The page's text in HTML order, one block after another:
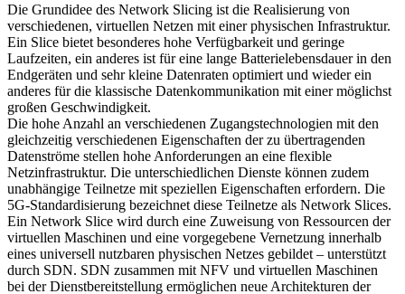
Die Grundidee des Network Slicing ist die Realisierung von
verschiedenen, virtuellen Netzen mit einer physischen Infrastruktur.
Ein Slice bietet besonderes hohe Verfügbarkeit und geringe
Laufzeiten, ein anderes ist für eine lange Batterielebensdauer in den
Endgeräten und sehr kleine Datenraten optimiert und wieder ein
anderes für die klassische Datenkommunikation mit einer möglichst
großen Geschwindigkeit.
Die hohe Anzahl an verschiedenen Zugangstechnologien mit den
gleichzeitig verschiedenen Eigenschaften der zu übertragenden
Datenströme stellen hohe Anforderungen an eine flexible
Netzinfrastruktur. Die unterschiedlichen Dienste können zudem
unabhängige Teilnetze mit speziellen Eigenschaften erfordern. Die
5G-Standardisierung bezeichnet diese Teilnetze als Network Slices.
Ein Network Slice wird durch eine Zuweisung von Ressourcen der
virtuellen Maschinen und eine vorgegebene Vernetzung innerhalb
eines universell nutzbaren physischen Netzes gebildet – unterstützt
durch SDN. SDN zusammen mit NFV und virtuellen Maschinen
bei der Dienstbereitstellung ermöglichen neue Architekturen der